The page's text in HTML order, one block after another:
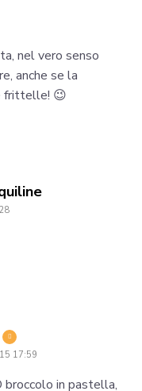
nel vero senso
anche se la
frittelle! 😉
says:
says:
17:59
in pastella,